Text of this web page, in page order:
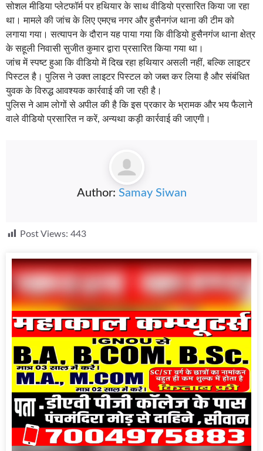
सोशल मीडिया प्लेटफॉर्म पर हथियार के साथ वीडियो प्रसारित किया जा रहा
था। मामले की जांच के लिए एमएच नगर और हुसैनगंज थाना की टीम को
लगाया गया। सत्यापन के दौरान यह पाया गया कि वीडियो हुसैनगंज थाना क्षेत्र
के सहूली निवासी सुजीत कुमार द्वारा प्रसारित किया गया था।
जांच में स्पष्ट हुआ कि वीडियो में दिख रहा हथियार असली नहीं, बल्कि लाइटर
पिस्टल है। पुलिस ने उक्त लाइटर पिस्टल को जब्त कर लिया है और संबंधित
युवक के विरुद्ध आवश्यक कार्रवाई की जा रही है।
पुलिस ने आम लोगों से अपील की है कि इस प्रकार के भ्रामक और भय फैलाने
वाले वीडियो प्रसारित न करें, अन्यथा कड़ी कार्रवाई की जाएगी।
Author: Samay Siwan
Post Views: 443